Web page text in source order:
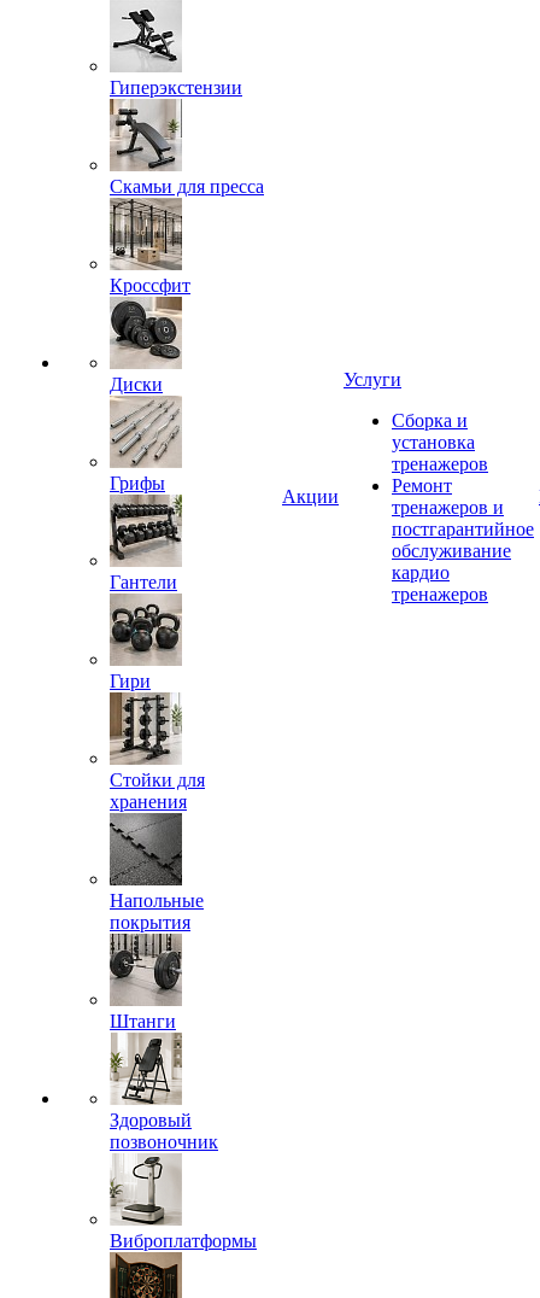
Гиперэкстензии
Скамьи для пресса
Кроссфит
Диски
Грифы
Гантели
Гири
Стойки для
хранения
Напольные
покрытия
Штанги
Здоровый
позвоночник
Виброплатформы
Акции
Услуги
Сборка и
установка
тренажеров
Ремонт
тренажеров и
постгарантийное
обслуживание
кардио
тренажеров